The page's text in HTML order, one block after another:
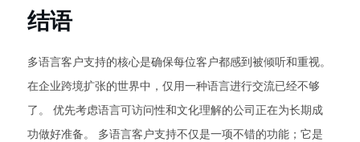
结语
多语言客户支持的核心是确保每位客户都感到被倾听和重视。
在企业跨境扩张的世界中，仅用一种语言进行交流已经不够
了。 优先考虑语言可访问性和文化理解的公司正在为长期成
功做好准备。 多语言客户支持不仅是一项不错的功能；它是